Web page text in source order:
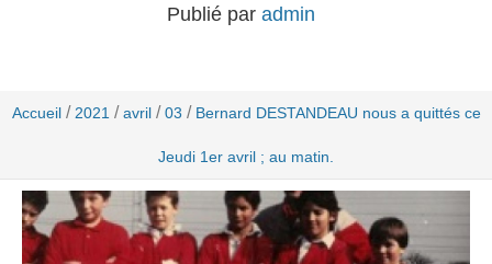
Publié par admin
Accueil / 2021 / avril / 03 / Bernard DESTANDEAU nous a quittés ce
Jeudi 1er avril ; au matin.